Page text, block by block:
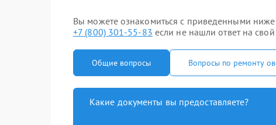
Вы можете ознакомиться с приведенными ниже
+7 (800) 301-55-83 если не нашли ответ на
Общие вопросы Вопросы по ремонту
Какие документы вы предоставляете?